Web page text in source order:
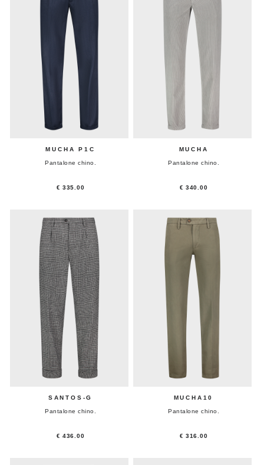
MUCHA P1C
Pantalone chino.
€ 335.00
MUCHA
Pantalone chino.
€ 340.00
SANTOS-G
Pantalone chino.
€ 436.00
MUCHA10
Pantalone chino.
€ 316.00